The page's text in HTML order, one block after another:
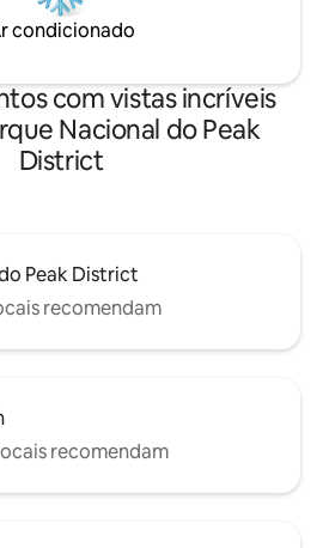
condicionado
com vistas incríveis
Nacional do Peak
District
Peak District
recomendam
recomendam